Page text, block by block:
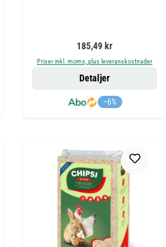
Ordinarie pris:
185,49 kr
Priser inkl. moms, plus leveranskostnader
−6%
Detaljer